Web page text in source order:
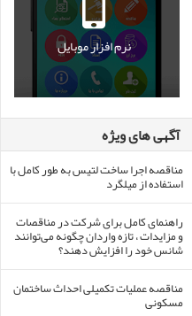
نرم افزار موبایل
آگهی های ویژه
مناقصه اجرا ساخت لتیس به طور کامل با
استفاده از میلگرد
راهنمای کامل برای شرکت در مناقصات
و مزایدات ، تازه واردان چگونه می‌توانند
شانس خود را افزایش دهند؟
مناقصه عملیات تکمیلی احداث ساختمان
مسکونی